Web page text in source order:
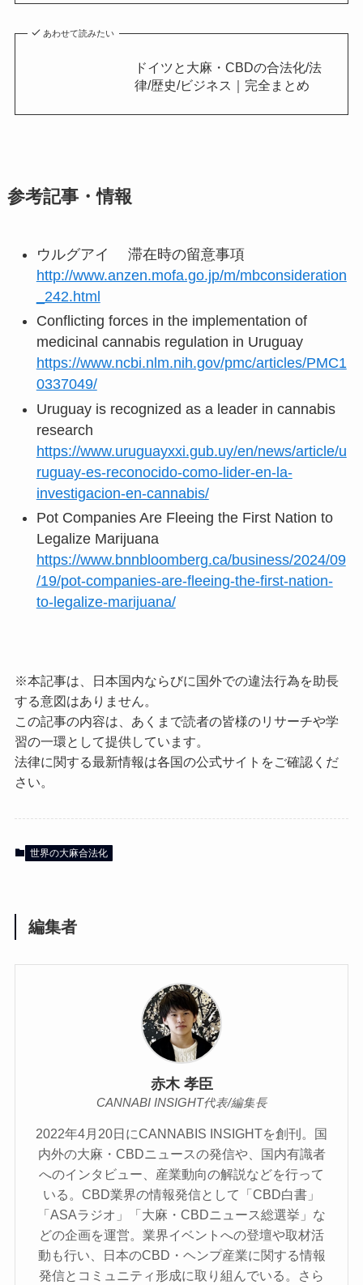
あわせて読みたい
ドイツと大麻・CBDの合法化/法
律/歴史/ビジネス｜完全まとめ
参考記事・情報
ウルグアイ 滞在時の留意事項
http://www.anzen.mofa.go.jp/m/mbconsideration
_242.html
Conflicting forces in the implementation of
medicinal cannabis regulation in Uruguay
https://www.ncbi.nlm.nih.gov/pmc/articles/PMC1
0337049/
Uruguay is recognized as a leader in cannabis
research
https://www.uruguayxxi.gub.uy/en/news/article/u
ruguay-es-reconocido-como-lider-en-la-
investigacion-en-cannabis/
Pot Companies Are Fleeing the First Nation to
Legalize Marijuana
https://www.bnnbloomberg.ca/business/2024/09
/19/pot-companies-are-fleeing-the-first-nation-
to-legalize-marijuana/
※本記事は、日本国内ならびに国外での違法行為を助長
する意図はありません。
この記事の内容は、あくまで読者の皆様のリサーチや学
習の一環として提供しています。
法律に関する最新情報は各国の公式サイトをご確認くだ
さい。
世界の大麻合法化
編集者
赤木 孝臣
CANNABI INSIGHT代表/編集長
2022年4月20日にCANNABIS INSIGHTを創刊。国
内外の大麻・CBDニュースの発信や、国内有識者
へのインタビュー、産業動向の解説などを行って
いる。CBD業界の情報発信として「CBD白書」
「ASAラジオ」「大麻・CBDニュース総選挙」な
どの企画を運営。業界イベントへの登壇や取材活
動も行い、日本のCBD・ヘンプ産業に関する情報
発信とコミュニティ形成に取り組んでいる。さら